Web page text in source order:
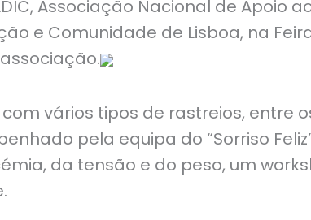
Associação Nacional de Apoio
e Comunidade de Lisboa, na
vários tipos de rastreios, entre
pela equipa do “Sorriso
da tensão e do peso, um